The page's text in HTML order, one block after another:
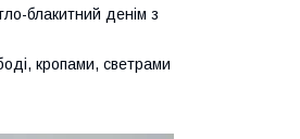
блакитний денім з
кропами, светрами